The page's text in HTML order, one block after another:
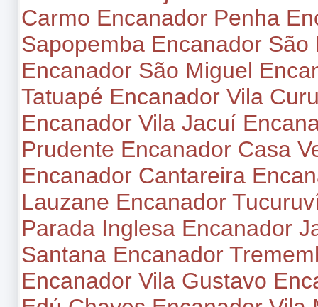
Carmo Encanador Penha
Sapopemba Encanador São
Encanador São Miguel
Tatuapé Encanador Vila
Encanador Vila Jacuí
Prudente Encanador Casa
Encanador Cantareira
Lauzane Encanador
Parada Inglesa Encanador
Santana Encanador
Encanador Vila Gustavo